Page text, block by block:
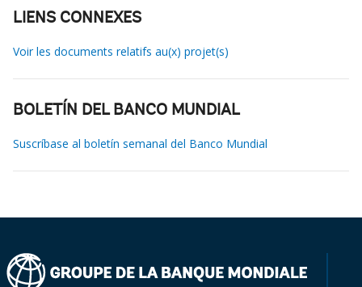
LIENS CONNEXES
Voir les documents relatifs au(x) projet(s)
BOLETÍN DEL BANCO MUNDIAL
Suscríbase al boletín semanal del Banco Mundial